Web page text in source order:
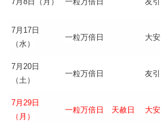
7月17日
（水）
一粒万倍日 大安
7月20日
（土）
一粒万倍日 友引
7月29日
（月）
一粒万倍日 天赦日 大安